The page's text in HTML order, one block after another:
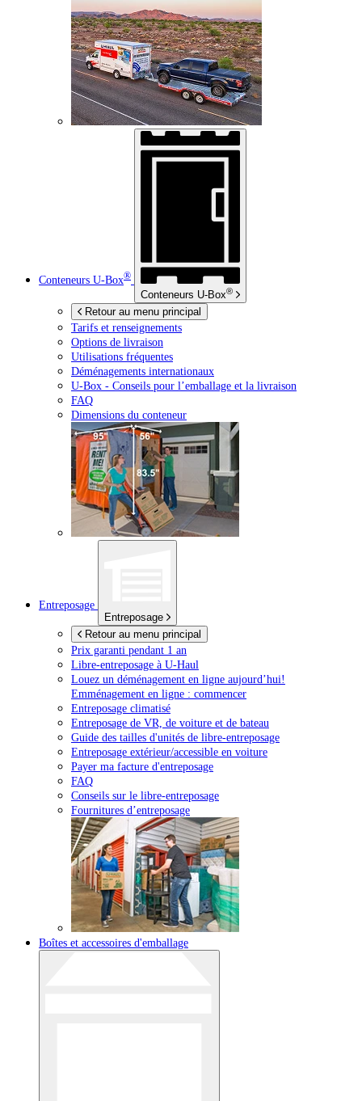
Conteneurs U-Box®
Conteneurs U-Box®
Retour au menu principal
Tarifs et renseignements
Options de livraison
Utilisations fréquentes
Déménagements internationaux
U-Box - Conseils pour l’emballage et la livraison
FAQ
Dimensions du conteneur
Entreposage
Entreposage
Retour au menu principal
Prix garanti pendant 1 an
Libre-entreposage à U-Haul
Louez un déménagement en ligne aujourd’hui!
Emménagement en ligne : commencer
Entreposage climatisé
Entreposage de VR, de voiture et de bateau
Guide des tailles d'unités de libre-entreposage
Entreposage extérieur/accessible en voiture
Payer ma facture d'entreposage
FAQ
Conseils sur le libre-entreposage
Fournitures d’entreposage
Boîtes et accessoires d'emballage